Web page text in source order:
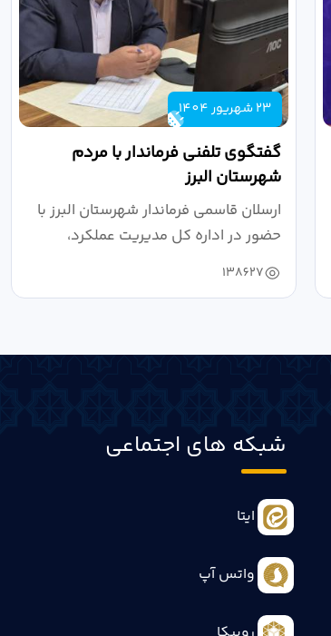
23 شهریور 1404
گفتگوی تلفنی فرماندار با مردم
شهرستان البرز
ارسلان قاسمی فرماندار شهرستان البرز با
حضور در اداره کل مدیریت عملکرد،
بازرسی...
138627
شبکه های اجتماعی
ایتا
واتس آپ